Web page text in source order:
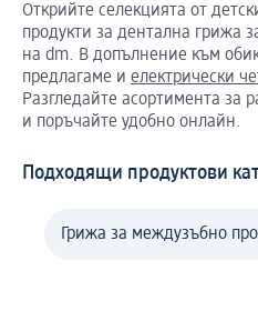
Открийте селекцията от
продукти за дентална грижа
на dm. В допълнение към
предлагаме и електрически
Разгледайте асортимента за
и поръчайте удобно онлайн.
Подходящи продуктови
Грижа за междузъбно